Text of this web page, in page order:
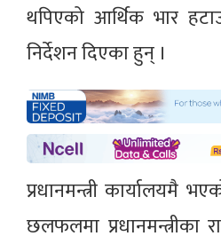
थपिएको आर्थिक भार
निर्देशन दिएका हुन् ।
प्रधानमन्त्री कार्यालयमै
छलफलमा प्रधानमन्त्रीका